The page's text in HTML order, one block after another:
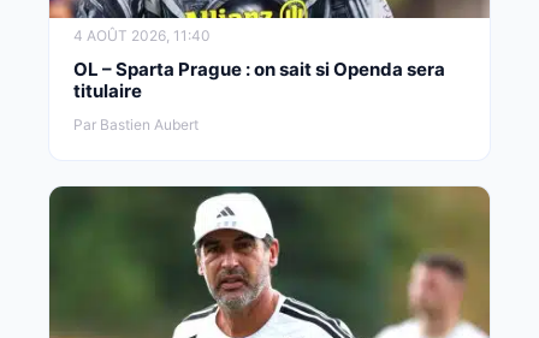
4 AOÛT 2026, 11:40
OL – Sparta Prague : on sait si Openda sera
titulaire
Par Bastien Aubert